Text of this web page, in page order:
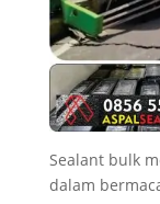
Sealant bulk
dalam